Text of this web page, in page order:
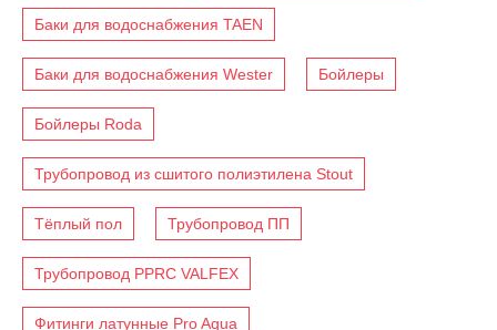
Баки для водоснабжения TAEN
Баки для водоснабжения Wester Бойлеры
Бойлеры Roda
Трубопровод из сшитого полиэтилена Stout
Тёплый пол Трубопровод ПП
Трубопровод PPRC VALFEX
Фитинги латунные Pro Aqua